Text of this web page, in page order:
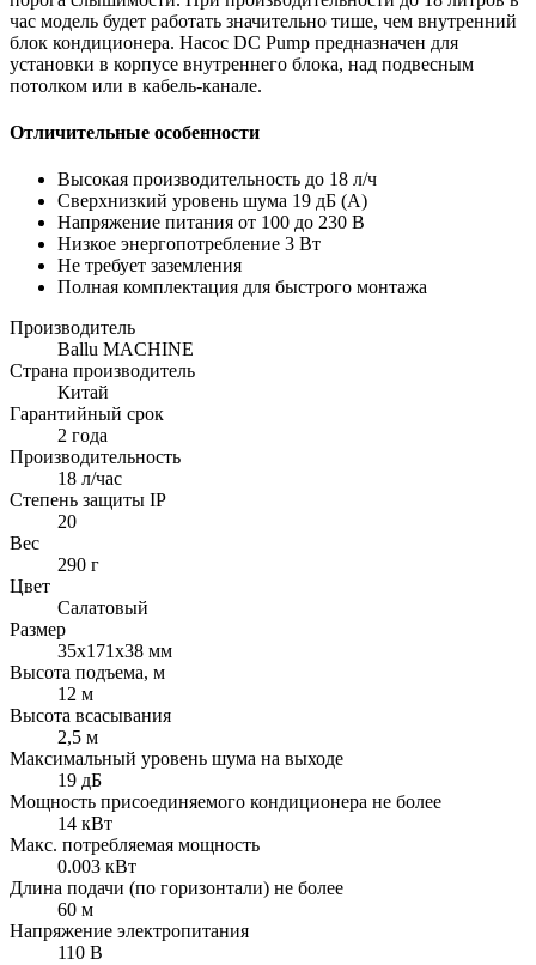
час модель будет работать значительно тише, чем внутренний
блок кондиционера. Насос DC Pump предназначен для
установки в корпусе внутреннего блока, над подвесным
потолком или в кабель-канале.
Отличительные особенности
Высокая производительность до 18 л/ч
Сверхнизкий уровень шума 19 дБ (А)
Напряжение питания от 100 до 230 В
Низкое энергопотребление 3 Вт
Не требует заземления
Полная комплектация для быстрого монтажа
Производитель
Ballu MACHINE
Страна производитель
Китай
Гарантийный срок
2 года
Производительность
18 л/час
Степень защиты IP
20
Вес
290 г
Цвет
Салатовый
Размер
35х171х38 мм
Высота подъема, м
12 м
Высота всасывания
2,5 м
Максимальный уровень шума на выходе
19 дБ
Мощность присоединяемого кондиционера не более
14 кВт
Макс. потребляемая мощность
0.003 кВт
Длина подачи (по горизонтали) не более
60 м
Напряжение электропитания
110 В